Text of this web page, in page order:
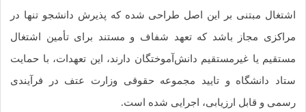
مبتنی بر این اصل طراحی شده که پذیرش دانشجو تنها در
مجاز باشد که تعهد شفاف و مستند برای تأمین اشتغال
یا غیرمستقیم دانش‌آموختگان دارند، این تعهدات، با حمایت
دانشگاه و تایید مجموعه حقوقی وزارت عتف در فرآیندی
و قابل ارزیابی، اجرایی شده است.